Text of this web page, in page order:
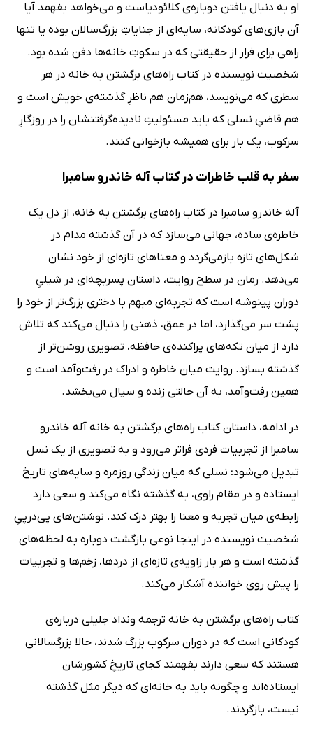
او به دنبال یافتن دوباره‌ی کلائودیاست و می‌خواهد بفهمد آیا
آن بازی‌های کودکانه، سایه‌ای از جنایاتِ بزرگ‌سالان بوده یا تنها
راهی برای فرار از حقیقتی که در سکوتِ خانه‌ها دفن شده بود.
شخصیت نویسنده در کتاب راه‌های برگشتن به خانه در هر
سطری که می‌نویسد، هم‌زمان هم ناظرِ گذشته‌ی خویش است و
هم قاضیِ نسلی که باید مسئولیتِ نادیده‌گرفتنشان را در روزگارِ
سرکوب، یک بار برای همیشه بازخوانی کنند.
سفر به قلب خاطرات در کتاب آله خاندرو سامبرا
آله خاندرو سامبرا در کتاب راه‌های برگشتن به خانه، از دل یک
خاطره‌ی ساده، جهانی می‌سازد که در آن گذشته مدام در
شکل‌های تازه بازمی‌گردد و معناهای تازه‌ای از خود نشان
می‌دهد. رمان در سطح روایت، داستان پسربچه‌ای در شیلیِ
دوران پینوشه است که تجربه‌ای مبهم با دختری بزرگ‌تر از خود را
پشت سر می‌گذارد، اما در عمق، ذهنی را دنبال می‌کند که تلاش
دارد از میان تکه‌های پراکنده‌ی حافظه، تصویری روشن‌تر از
گذشته بسازد. روایت میان خاطره و ادراک در رفت‌وآمد است و
همین رفت‌وآمد، به آن حالتی زنده و سیال می‌بخشد.
در ادامه، داستان کتاب راه‌های برگشتن به خانه آله خاندرو
سامبرا از تجربیات فردی فراتر می‌رود و به تصویری از یک نسل
تبدیل می‌شود؛ نسلی که میان زندگی روزمره و سایه‌های تاریخ
ایستاده و در مقام راوی، به گذشته نگاه می‌کند و سعی دارد
رابطه‌ی میان تجربه و معنا را بهتر درک کند. نوشتن‌های پی‌درپیِ
شخصیت نویسنده در اینجا نوعی بازگشت دوباره به لحظه‌های
گذشته است و هر بار زاویه‌ی تازه‌ای از دردها، زخم‌ها و تجربیات
را پیش روی خواننده آشکار می‌کند.
کتاب راه‌های برگشتن به خانه ترجمه ونداد جلیلی درباره‌ی
کودکانی است که در دوران سرکوب بزرگ شدند، حالا بزرگسالانی
هستند که سعی دارند بفهمند کجای تاریخِ کشورشان
ایستاده‌اند و چگونه باید به خانه‌ای که دیگر مثل گذشته
نیست، بازگردند.